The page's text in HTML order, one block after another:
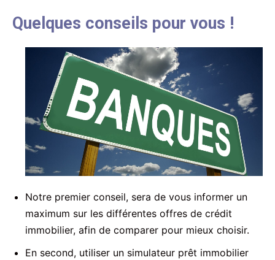
Quelques conseils pour vous !
Notre premier conseil, sera de vous informer un
maximum sur les différentes offres de crédit
immobilier, afin de comparer pour mieux choisir.
En second, utiliser un simulateur prêt immobilier